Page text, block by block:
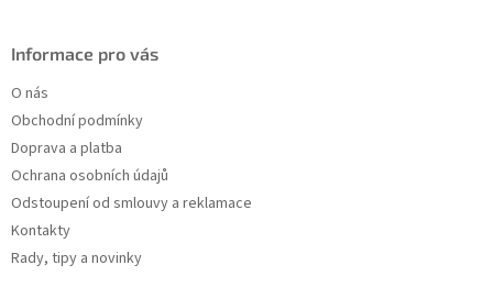
Informace pro vás
O nás
Obchodní podmínky
Doprava a platba
Ochrana osobních údajů
Odstoupení od smlouvy a reklamace
Kontakty
Rady, tipy a novinky